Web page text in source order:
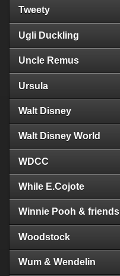
Tweety
Ugli Duckling
Uncle Remus
Ursula
Walt Disney
Walt Disney World
WDCC
While E.Cojote
Winnie Pooh & friends
Woodstock
Wum & Wendelin